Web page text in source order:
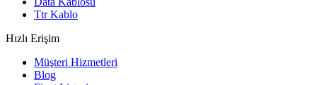
Ttr Kablo
Hızlı Erişim
Müşteri Hizmetleri
Blog